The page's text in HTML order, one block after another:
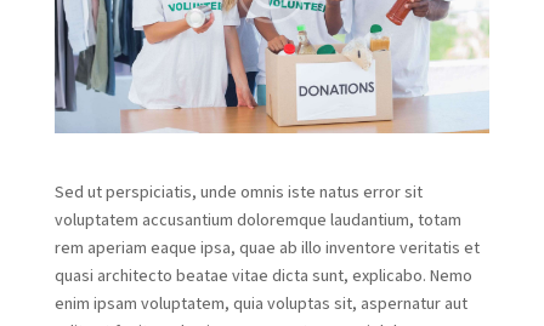
Sed ut perspiciatis, unde omnis iste natus error sit
voluptatem accusantium doloremque laudantium, totam
rem aperiam eaque ipsa, quae ab illo inventore veritatis et
quasi architecto beatae vitae dicta sunt, explicabo. Nemo
enim ipsam voluptatem, quia voluptas sit, aspernatur aut